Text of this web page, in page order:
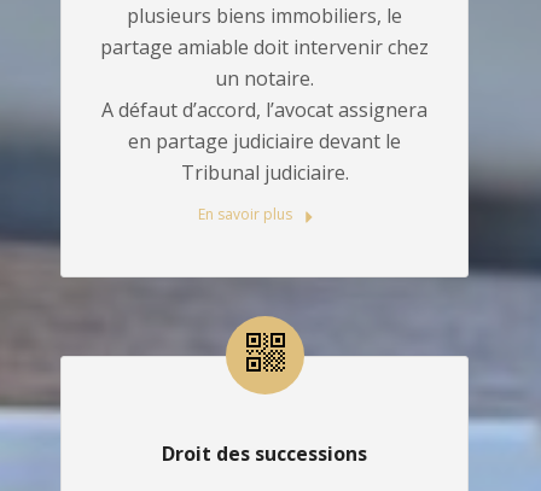
plusieurs biens immobiliers, le
partage amiable doit intervenir chez
un notaire.
A défaut d’accord, l’avocat assignera
en partage judiciaire devant le
Tribunal judiciaire.
En savoir plus
Droit des successions